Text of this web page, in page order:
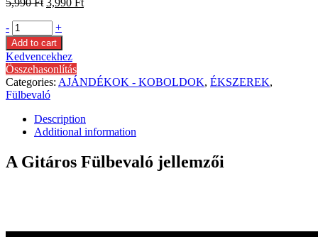
- +
Add to cart
Kedvencekhez
Összehasonlítás
Categories: AJÁNDÉKOK - KOBOLDOK, ÉKSZEREK,
Fülbevaló
Description
Additional information
A Gitáros Fülbevaló jellemzői